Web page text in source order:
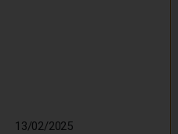
13/02/2025